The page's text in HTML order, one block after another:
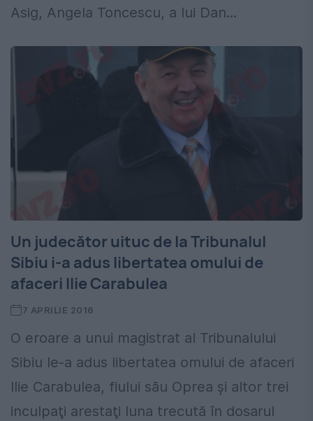
Asig, Angela Toncescu, a lui Dan...
Un judecător uituc de la Tribunalul
Sibiu i-a adus libertatea omului de
afaceri Ilie Carabulea
7 APRILIE 2016
O eroare a unui magistrat al Tribunalului
Sibiu le-a adus libertatea omului de afaceri
Ilie Carabulea, fiului său Oprea şi altor trei
inculpaţi arestaţi luna trecută în dosarul